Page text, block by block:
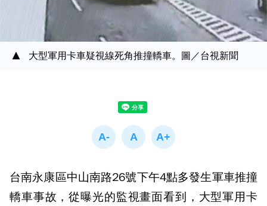
大型軍用卡車疑視線死角推撞轎車。圖／台視新聞
台南永康區中山南路26號下午4點多發生軍車推撞
轎車事故，從曝光的監視畫面看到，大型軍用卡